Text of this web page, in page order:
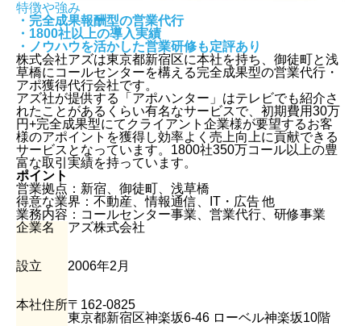
特徴や強み
・完全成果報酬型の営業代行
・1800社以上の導入実績
・ノウハウを活かした営業研修も定評あり
株式会社アズは東京都新宿区に本社を持ち、御徒町と浅
草橋にコールセンターを構える完全成果型の営業代行・
アポ獲得代行会社です。
アズ社が提供する「アポハンター」はテレビでも紹介さ
れたことがあるくらい有名なサービスで、初期費用30万
円+完全成果型にてクライアント企業様が要望するお客
様のアポイントを獲得し効率よく売上向上に貢献できる
サービスとなっています。1800社350万コール以上の豊
富な取引実績を持っています。
ポイント
営業拠点：新宿、御徒町、浅草橋
得意な業界：不動産、情報通信、IT・広告 他
業務内容：コールセンター事業、営業代行、研修事業
企業名
アズ株式会社
設立 2006年2月
本社住所〒162-0825
東京都新宿区神楽坂6-46 ローベル神楽坂10階